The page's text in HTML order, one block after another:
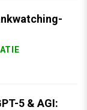
5 & AGI: